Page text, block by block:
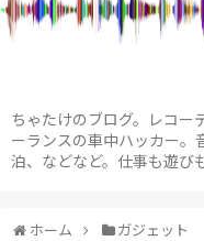
ちゃたけのブログ。レコー
ーランスの車中ハッカー。
泊、などなど。仕事も遊び
ホーム ガジェット